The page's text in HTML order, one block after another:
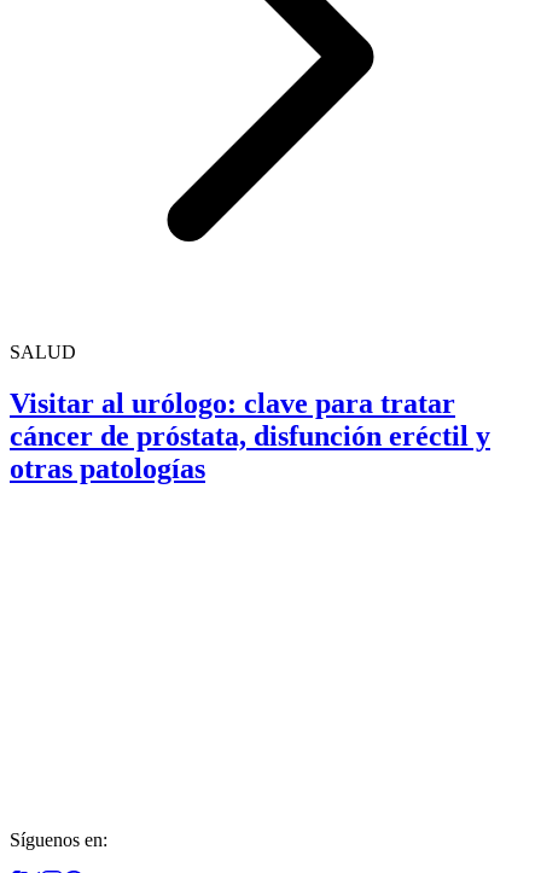
SALUD
Visitar al urólogo: clave para tratar
cáncer de próstata, disfunción eréctil y
otras patologías
Síguenos en: